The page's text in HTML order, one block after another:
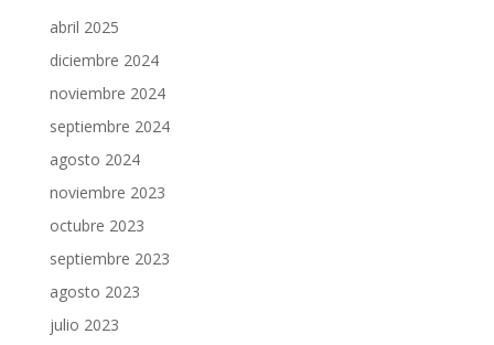
abril 2025
diciembre 2024
noviembre 2024
septiembre 2024
agosto 2024
noviembre 2023
octubre 2023
septiembre 2023
agosto 2023
julio 2023